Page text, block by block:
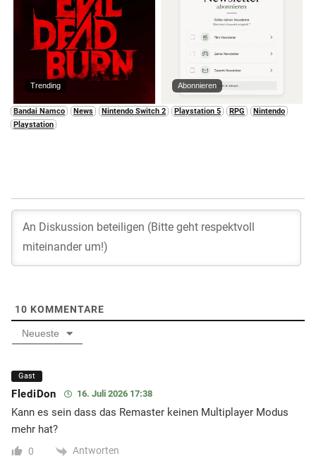
Trending Abonnieren
Bandai Namco News Nintendo Switch 2 Playstation 5 RPG
Nintendo
Playstation
10 KOMMENTARE
Neueste
Gast
FlediDon 16. Juli 2026 17:38
Kann es sein dass das Remaster keinen Multiplayer Modus
mehr hat?
0 Antworten